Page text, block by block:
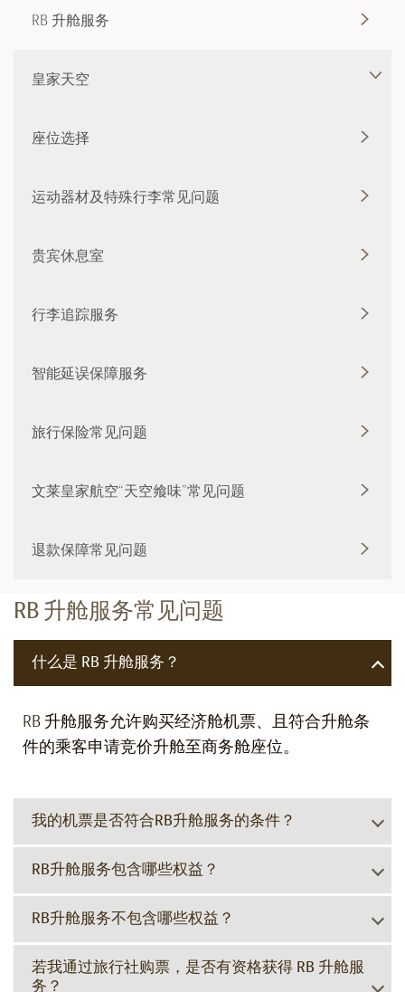
RB 升舱服务
皇家天空
座位选择
运动器材及特殊行李常见问题
贵宾休息室
行李追踪服务
智能延误保障服务
旅行保险常见问题
文莱皇家航空“天空飨味”常见问题
退款保障常见问题
RB 升舱服务常见问题
什么是 RB 升舱服务？
RB 升舱服务允许购买经济舱机票、且符合升舱条
件的乘客申请竞价升舱至商务舱座位。
我的机票是否符合RB升舱服务的条件？
RB升舱服务包含哪些权益？
RB升舱服务不包含哪些权益？
若我通过旅行社购票，是否有资格获得 RB 升舱服
务？